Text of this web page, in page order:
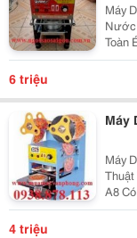
Máy Dán
Nước
Toàn Ép Ly 300Ml, 500Ml, 700Ml Công Suất: 300 W Điện
Áp: 220V Trọng Lượng: 18 Kg
6 triệu
Máy
Máy
Thuật Tự Động Cuộn Màng Tự Động Dán Cốc Eton Et-
A8 Có Công
Hãng Sản
4 triệu